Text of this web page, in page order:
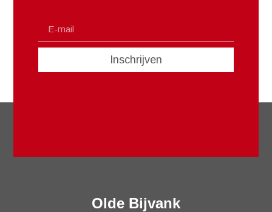
Inschrijven
Olde Bijvank